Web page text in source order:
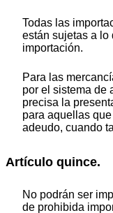
Todas las
están sujetas a lo
importación.
Para las
por el sistema de
precisa la
para aquellas
adeudo, cuando
Artículo quince.
No podrán ser
de prohibida